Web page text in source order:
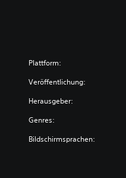
Plattform:
Veröffentlichung:
Herausgeber:
Genres:
Bildschirmsprachen: